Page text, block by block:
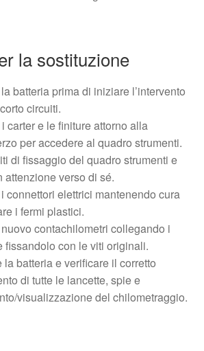
la sostituzione
batteria prima di iniziare l’intervento
circuiti.
carter e le finiture attorno alla
per accedere al quadro strumenti.
di fissaggio del quadro strumenti e
attenzione verso di sé.
connettori elettrici mantenendo cura
i fermi plastici.
contachilometri collegando i
fissandolo con le viti originali.
la batteria e verificare il corretto
di tutte le lancette, spie e
visualizzazione del chilometraggio.